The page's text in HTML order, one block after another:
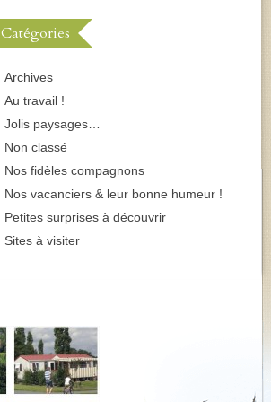
Catégories
Archives
Au travail !
Jolis paysages…
Non classé
Nos fidèles compagnons
Nos vacanciers & leur bonne humeur !
Petites surprises à découvrir
Sites à visiter